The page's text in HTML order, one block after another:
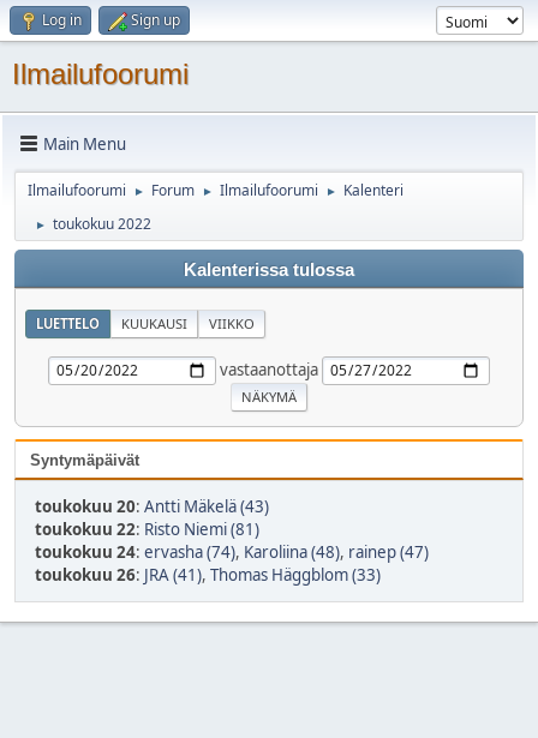
Log in Sign up
Ilmailufoorumi
Main Menu
Ilmailufoorumi ► Forum ► Ilmailufoorumi ► Kalenteri
► toukokuu 2022
Kalenterissa tulossa
LUETTELO KUUKAUSI VIIKKO
vastaanottaja
Syntymäpäivät
toukokuu 20: Antti Mäkelä (43)
toukokuu 22: Risto Niemi (81)
toukokuu 24: ervasha (74), Karoliina (48), rainep (47)
toukokuu 26: JRA (41), Thomas Häggblom (33)